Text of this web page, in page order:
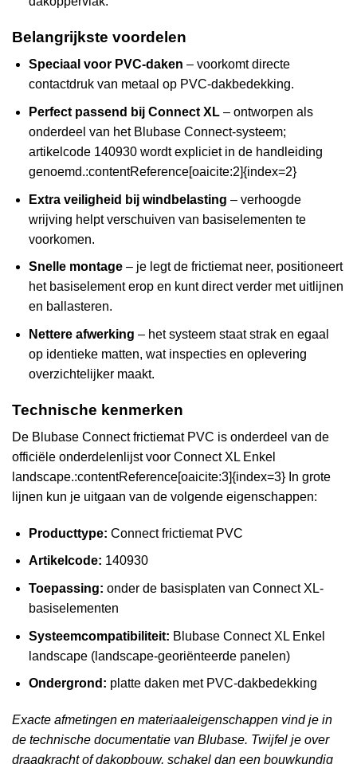
Belangrijkste voordelen
Speciaal voor PVC-daken – voorkomt directe
contactdruk van metaal op PVC-dakbedekking.
Perfect passend bij Connect XL– ontworpen als
onderdeel van het Blubase Connect-systeem;
artikelcode 140930 wordt expliciet in de handleiding
genoemd.:contentReference[oaicite:2]{index=2}
Extra veiligheid bij windbelasting – verhoogde
wrijving helpt verschuiven van basiselementen te
voorkomen.
Snelle montage– je legt de frictiemat neer, positioneert
het basiselement erop en kunt direct verder met uitlijnen
en ballasteren.
Nettere afwerking – het systeem staat strak en egaal
op identieke matten, wat inspecties en oplevering
overzichtelijker maakt.
Technische kenmerken
De Blubase Connect frictiemat PVC is onderdeel van de
officiële onderdelenlijst voor Connect XL Enkel
landscape.:contentReference[oaicite:3]{index=3} In grote
lijnen kun je uitgaan van de volgende eigenschappen:
Producttype: Connect frictiemat PVC
Artikelcode: 140930
Toepassing: onder de basisplaten van Connect XL-
basiselementen
Systeemcompatibiliteit: Blubase Connect XL Enkel
landscape (landscape-georiënteerde panelen)
Ondergrond: platte daken met PVC-dakbedekking
Exacte afmetingen en materiaaleigenschappen vind je in
de technische documentatie van Blubase. Twijfel je over
draagkracht of dakopbouw, schakel dan een bouwkundig